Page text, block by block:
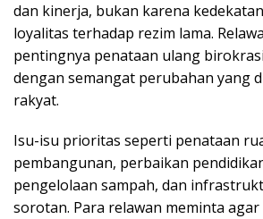
dan kinerja, bukan karena
loyalitas terhadap rezim lama.
pentingnya penataan ulang
dengan semangat perubahan yang
rakyat.
Isu-isu prioritas seperti penataan
pembangunan, perbaikan
pengelolaan sampah, dan
sorotan. Para relawan meminta